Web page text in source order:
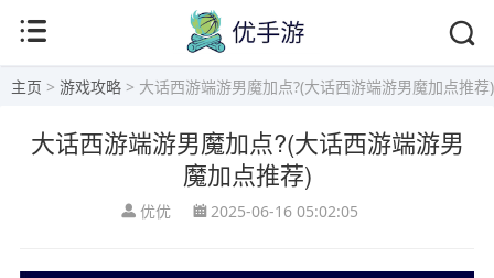
主页 > 游戏攻略 > 大话西游端游男魔加点?(大话西游端游男魔加点推荐)
大话西游端游男魔加点?(大话西游端游男
魔加点推荐)
优优 2025-06-16 05:02:05